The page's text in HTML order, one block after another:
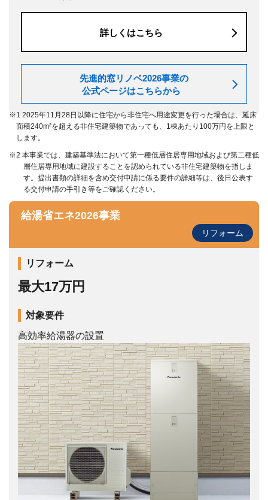
詳しくはこちら
先進的窓リノベ2026事業の
公式ページはこちらから
※1 2025年11月28日以降に住宅から非住宅へ用途変更を行った場合は、延床
面積240m²を超える非住宅建築物であっても、1棟あたり100万円を上限と
します。
※2 本事業では、建築基準法において第一種低層住居専用地域および第二種低
層住居専用地域に建設することを認められている非住宅建築物を指しま
す。提出書類の詳細を含め交付申請に係る要件の詳細等は、後日公表す
る交付申請の手引き等をご確認ください。
給湯省エネ2026事業
リフォーム
リフォーム
最大17万円
対象要件
高効率給湯器の設置